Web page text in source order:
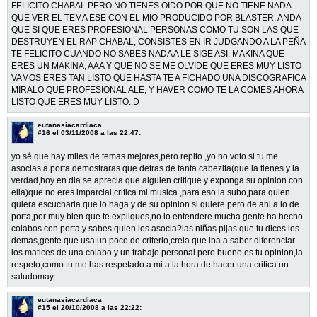
FELICITO CHABAL PERO NO TIENES OIDO POR QUE NO TIENE NADA
QUE VER EL TEMA ESE CON EL MIO PRODUCIDO POR BLASTER, ANDA
QUE SI QUE ERES PROFESIONAL PERSONAS COMO TU SON LAS QUE
DESTRUYEN EL RAP CHABAL, CONSISTES EN IR JUDGANDO A LA PEÑA
TE FELICITO CUANDO NO SABES NADA A LE SIGE ASI, MAKINA QUE
ERES UN MAKINA, AAA Y QUE NO SE ME OLVIDE QUE ERES MUY LISTO
VAMOS ERES TAN LISTO QUE HASTA TE A FICHADO UNA DISCOGRAFICA
MIRALO QUE PROFESIONAL ALE, Y HAVER COMO TE LA COMES AHORA
LISTO QUE ERES MUY LISTO.:D
eutanasiacardiaca
#16 el 03/11/2008 a las 22:47:
yo sé que hay miles de temas mejores,pero repito ,yo no voto.si tu me
asocias a porta,demostraras que detras de tanta cabezita(que la tienes y la
verdad,hoy en dia se aprecia que alguien critique y exponga su opinion con
ella)que no eres imparcial,critica mi musica ,para eso la subo,para quien
quiera escucharla que lo haga y de su opinion si quiere.pero de ahi a lo de
porta,por muy bien que te expliques,no lo entendere.mucha gente ha hecho
colabos con porta,y sabes quien los asocia?las niñas pijas que tu dices.los
demas,gente que usa un poco de criterio,creia que iba a saber diferenciar
los matices de una colabo y un trabajo personal.pero bueno,es tu opinion,la
respeto,como tu me has respetado a mi a la hora de hacer una critica.un
saludomay
eutanasiacardiaca
#15 el 20/10/2008 a las 22:22: